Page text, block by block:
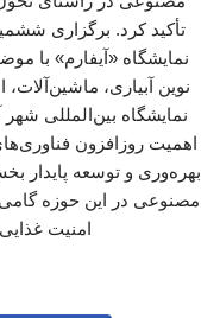
تأکید کرد. برگزاری
نمایشگاه «آیفارم» با
نوین آبیاری،
نمایشگاه بین‌المللی شهر
اهمیت روزافزون
بهره‌وری و توسعه پایدار
مصنوعی در این حوزه
امنیت